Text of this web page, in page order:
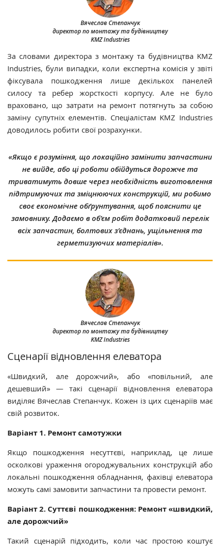
Вячеслав Степанчук
директор по монтажу та будівництву
KMZ Industries
За словами директора з монтажу та будівництва KMZ
Industries, були випадки, коли експертна комісія у звіті
фіксувала пошкодження лише декількох панелей
силосу та ребер жорсткості корпусу. Але не було
враховано, що затрати на ремонт потягнуть за собою
заміну супутніх елементів. Спеціалістам KMZ Industries
доводилось робити свої розрахунки.
Вячеслав Степанчук
директор по монтажу та будівництву
KMZ Industries
«Якщо є розуміння, що локаційно замінити запчастини
не вийде, або ці роботи обійдуться дорожче та
триватимуть довше через необхідність виготовлення
підтримуючих та зміцнюючих конструкцій, ми робимо
своє економічне обґрунтування, щоб пояснити це
замовнику. Додаємо в об’єм робіт додатковий перелік
всіх запчастин, болтових з’єднань, ущільнення та
герметизуючих матеріалів».
Сценарії відновлення елеватора
«Швидкий, але дорожчий», або «повільний, але
дешевший» — такі сценарії відновлення елеватора
виділяє Вячеслав Степанчук. Кожен із цих сценаріїв має
свій розвиток.
Варіант 1. Ремонт самотужки
Якщо пошкодження несуттєві, наприклад, це лише
осколкові ураження огороджувальних конструкцій або
локальні пошкодження обладнання, фахівці елеватора
можуть самі замовити запчастини та провести ремонт.
Варіант 2. Суттєві пошкодження: Ремонт «швидкий,
але дорожчий»
Такий сценарій підходить, коли час простою коштує